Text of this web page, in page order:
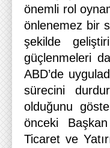
önemli rol
önlenemez bir
şekilde
güçlenmeleri
ABD’de
sürecini
olduğunu
önceki
Ticaret ve